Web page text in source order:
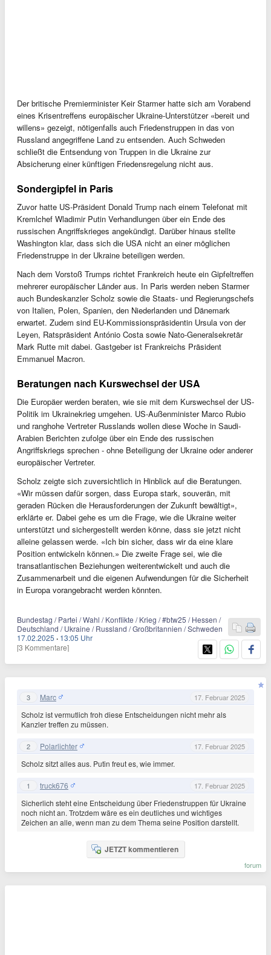
Der britische Premierminister Keir Starmer hatte sich am Vorabend
eines Krisentreffens europäischer Ukraine-Unterstützer «bereit und
willens» gezeigt, nötigenfalls auch Friedenstruppen in das von
Russland angegriffene Land zu entsenden. Auch Schweden
schließt die Entsendung von Truppen in die Ukraine zur
Absicherung einer künftigen Friedensregelung nicht aus.
Sondergipfel in Paris
Zuvor hatte US-Präsident Donald Trump nach einem Telefonat mit
Kremlchef Wladimir Putin Verhandlungen über ein Ende des
russischen Angriffskrieges angekündigt. Darüber hinaus stellte
Washington klar, dass sich die USA nicht an einer möglichen
Friedenstruppe in der Ukraine beteiligen werden.
Nach dem Vorstoß Trumps richtet Frankreich heute ein Gipfeltreffen
mehrerer europäischer Länder aus. In Paris werden neben Starmer
auch Bundeskanzler Scholz sowie die Staats- und Regierungschefs
von Italien, Polen, Spanien, den Niederlanden und Dänemark
erwartet. Zudem sind EU-Kommissionspräsidentin Ursula von der
Leyen, Ratspräsident António Costa sowie Nato-Generalsekretär
Mark Rutte mit dabei. Gastgeber ist Frankreichs Präsident
Emmanuel Macron.
Beratungen nach Kurswechsel der USA
Die Europäer werden beraten, wie sie mit dem Kurswechsel der US-
Politik im Ukrainekrieg umgehen. US-Außenminister Marco Rubio
und ranghohe Vertreter Russlands wollen diese Woche in Saudi-
Arabien Berichten zufolge über ein Ende des russischen
Angriffskriegs sprechen - ohne Beteiligung der Ukraine oder anderer
europäischer Vertreter.
Scholz zeigte sich zuversichtlich in Hinblick auf die Beratungen.
«Wir müssen dafür sorgen, dass Europa stark, souverän, mit
geraden Rücken die Herausforderungen der Zukunft bewältigt»,
erklärte er. Dabei gehe es um die Frage, wie die Ukraine weiter
unterstützt und sichergestellt werden könne, dass sie jetzt nicht
alleine gelassen werde. «Ich bin sicher, dass wir da eine klare
Position entwickeln können.» Die zweite Frage sei, wie die
transatlantischen Beziehungen weiterentwickelt und auch die
Zusammenarbeit und die eigenen Aufwendungen für die Sicherheit
in Europa vorangebracht werden könnten.
Bundestag / Partei / Wahl / Konflikte / Krieg / #btw25 / Hessen /
Deutschland / Ukraine / Russland / Großbritannien / Schweden
17.02.2025 · 13:05 Uhr
[3 Kommentare]
3 Marc 17. Februar 2025
Scholz ist vermutlich froh diese Entscheidungen nicht mehr als
Kanzler treffen zu müssen.
2 Polarlichter 17. Februar 2025
Scholz sitzt alles aus. Putin freut es, wie immer.
1 truck676 17. Februar 2025
Sicherlich steht eine Entscheidung über Friedenstruppen für Ukraine
noch nicht an. Trotzdem wäre es ein deutliches und wichtiges
Zeichen an alle, wenn man zu dem Thema seine Position darstellt.
JETZT kommentieren
forum